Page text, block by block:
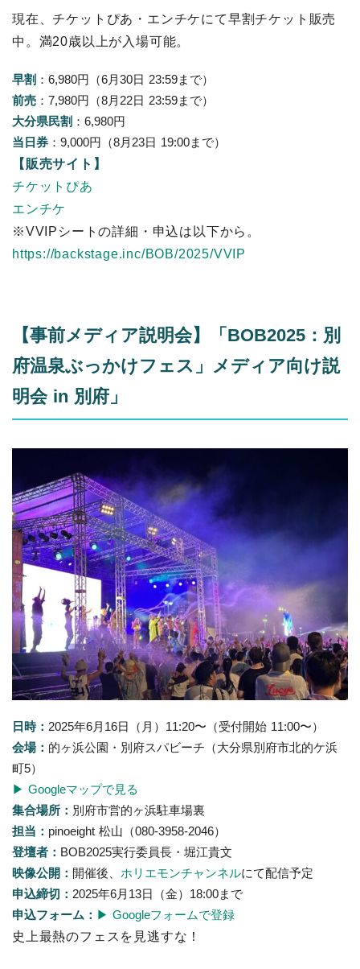
現在、チケットぴあ・エンチケにて早割チケット販売
中。満20歳以上が入場可能。
早割 ：6,980円（6月30日 23:59まで）
前売 ：7,980円（8月22日 23:59まで）
大分県民割 ：6,980円
当日券 ：9,000円（8月23日 19:00まで）
【販売サイト】
チケットぴあ
エンチケ
※VVIPシートの詳細・申込は以下から。
https://backstage.inc/BOB/2025/VVIP
【事前メディア説明会】「BOB2025：別
府温泉ぶっかけフェス」メディア向け説
明会 in 別府」
日時： 2025年6月16日（月）11:20〜（受付開始 11:00〜）
会場： 的ヶ浜公園・別府スパビーチ（大分県別府市北的ケ浜
町5）
▶ Googleマップで見る
集合場所： 別府市営的ヶ浜駐車場裏
担当： pinoeight 松山（080-3958-2046）
登壇者： BOB2025実行委員長・堀江貴文
映像公開： 開催後、 ホリエモンチャンネルにて配信予定
申込締切： 2025年6月13日（金）18:00まで
申込フォーム： ▶ Googleフォームで登録
史上最熱のフェスを見逃すな！